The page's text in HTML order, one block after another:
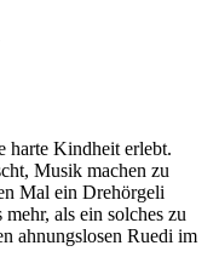
harte Kindheit erlebt.
Musik machen zu
Mal ein Drehörgeli
als ein solches zu
ahnungslosen Ruedi im